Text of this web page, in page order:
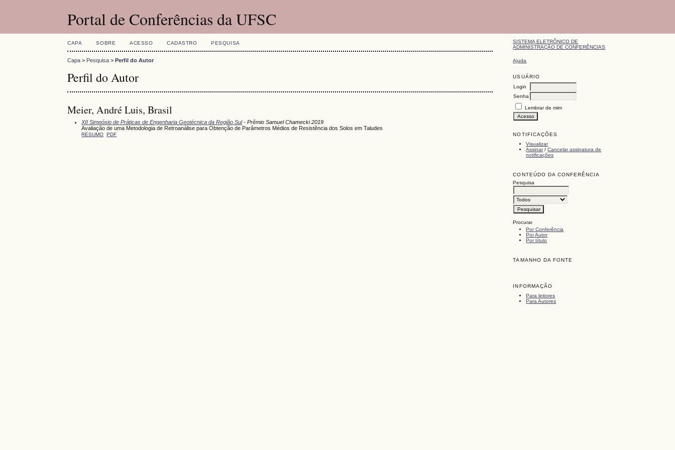
Portal de Conferências da UFSC
SISTEMA ELETRÔNICO DE
ADMINISTRAÇÃO DE CONFERÊNCIAS
Ajuda
USUÁRIO
Login
Senha
Lembrar de mim
NOTIFICAÇÕES
Visualizar
Assinar/Cancelar assinatura de
notificações
CONTEÚDO DA CONFERÊNCIA
Pesquisa
Procurar
Por Conferência
Por Autor
Por título
TAMANHO DA FONTE
INFORMAÇÃO
Para leitores
Para Autores
CAPA SOBRE ACESSO CADASTRO PESQUISA
Capa > Pesquisa >Perfil do Autor
Perfil do Autor
Meier, André Luis, Brasil
XII Simpósio de Práticas de Engenharia Geotécnica da Região Sul- Prêmio Samuel Chamecki 2019
Avaliação de uma Metodologia de Retroanálise para Obtenção de Parâmetros Médios de Resistência dos Solos em Taludes
RESUMO PDF